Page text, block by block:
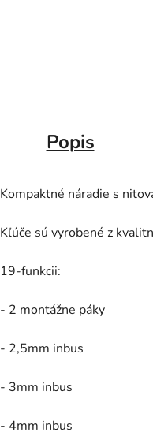
Popis
Kompaktné náradie s
Kľúče sú vyrobené z
19-funkcii:
- 2 montážne páky
- 2,5mm inbus
- 3mm inbus
- 4mm inbus